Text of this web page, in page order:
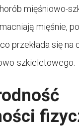
mięśniowo-
mięśnie,
przekłada się na
szkieletowego.